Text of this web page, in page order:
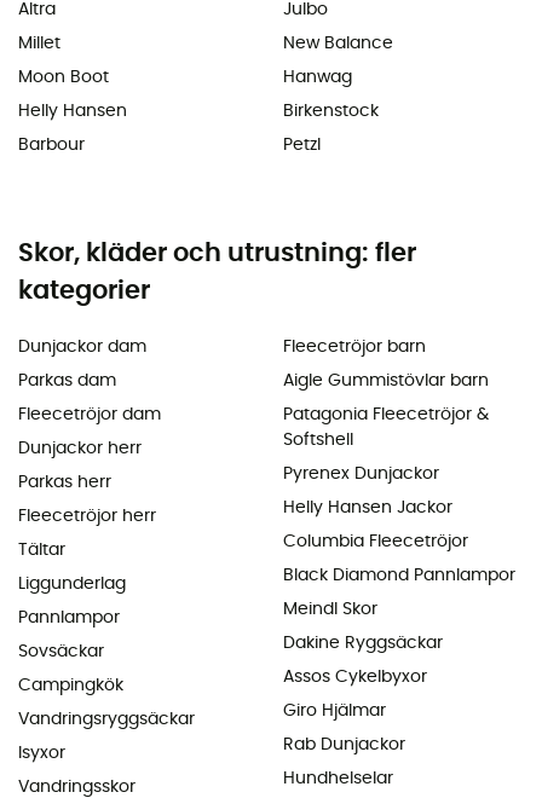
Altra
Millet
Moon Boot
Helly Hansen
Barbour
Julbo
New Balance
Hanwag
Birkenstock
Petzl
Skor, kläder och utrustning: fler
kategorier
Dunjackor dam
Parkas dam
Fleecetröjor dam
Dunjackor herr
Parkas herr
Fleecetröjor herr
Tältar
Liggunderlag
Pannlampor
Sovsäckar
Campingkök
Vandringsryggsäckar
Isyxor
Vandringsskor
Fleecetröjor barn
Aigle Gummistövlar barn
Patagonia Fleecetröjor &
Softshell
Pyrenex Dunjackor
Helly Hansen Jackor
Columbia Fleecetröjor
Black Diamond Pannlampor
Meindl Skor
Dakine Ryggsäckar
Assos Cykelbyxor
Giro Hjälmar
Rab Dunjackor
Hundhelselar